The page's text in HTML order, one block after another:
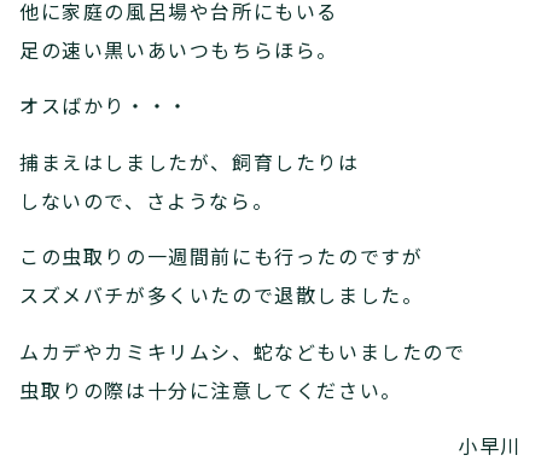
他に家庭の風呂場や台所にもいる
足の速い黒いあいつもちらほら。
オスばかり・・・
捕まえはしましたが、飼育したりは
しないので、さようなら。
この虫取りの一週間前にも行ったのですが
スズメバチが多くいたので退散しました。
ムカデやカミキリムシ、蛇などもいましたので
虫取りの際は十分に注意してください。
小早川